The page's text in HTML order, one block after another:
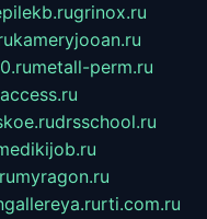
grinox.ru
kameryjooan.ru
metall-perm.ru
drsschool.ru
myragon.ru
rti.com.ru